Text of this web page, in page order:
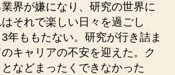
界が嫌になり、研究の世界に
それで楽しい日々を過ごし
年ももたない。研究が行き詰ま
キャリアの不安を迎えた。ク
などまったくできなかった